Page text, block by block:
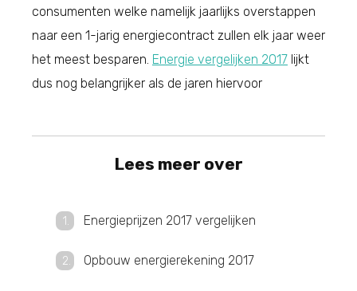
consumenten welke namelijk jaarlijks overstappen
naar een 1-jarig energiecontract zullen elk jaar weer
het meest besparen. Energie vergelijken 2017 lijkt
dus nog belangrijker als de jaren hiervoor
Lees meer over
Energieprijzen 2017 vergelijken
Opbouw energierekening 2017